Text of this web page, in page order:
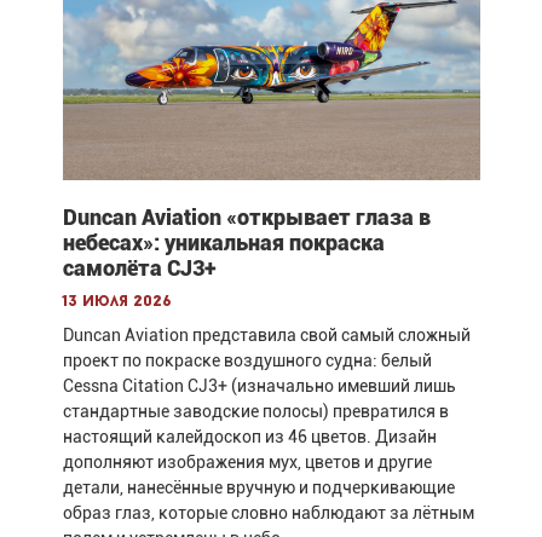
Duncan Aviation «открывает глаза в
небесах»: уникальная покраска
самолёта CJ3+
13 июля 2026
Duncan Aviation представила свой самый сложный
проект по покраске воздушного судна: белый
Cessna Citation CJ3+ (изначально имевший лишь
стандартные заводские полосы) превратился в
настоящий калейдоскоп из 46 цветов. Дизайн
дополняют изображения мух, цветов и другие
детали, нанесённые вручную и подчеркивающие
образ глаз, которые словно наблюдают за лётным